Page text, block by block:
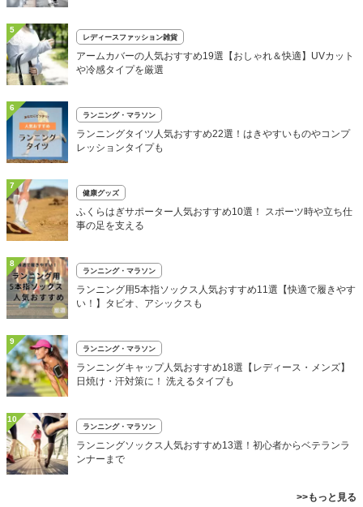
5
レディースファッション雑貨
アームカバーの人気おすすめ19選【おしゃれ＆快適】UVカット
や冷感タイプを厳選
6
ランニング・マラソン
ランニングタイツ人気おすすめ22選！はきやすいものやコンプ
レッションタイプも
7
健康グッズ
ふくらはぎサポーター人気おすすめ10選！ スポーツ時や立ち仕
事の足を支える
8
ランニング・マラソン
ランニング用5本指ソックス人気おすすめ11選【快適で履きやす
い！】タビオ、アシックスも
9
ランニング・マラソン
ランニングキャップ人気おすすめ18選【レディース・メンズ】
日焼け・汗対策に！ 洗えるタイプも
10
ランニング・マラソン
ランニングソックス人気おすすめ13選！初心者からベテランラ
ンナーまで
>>もっと見る